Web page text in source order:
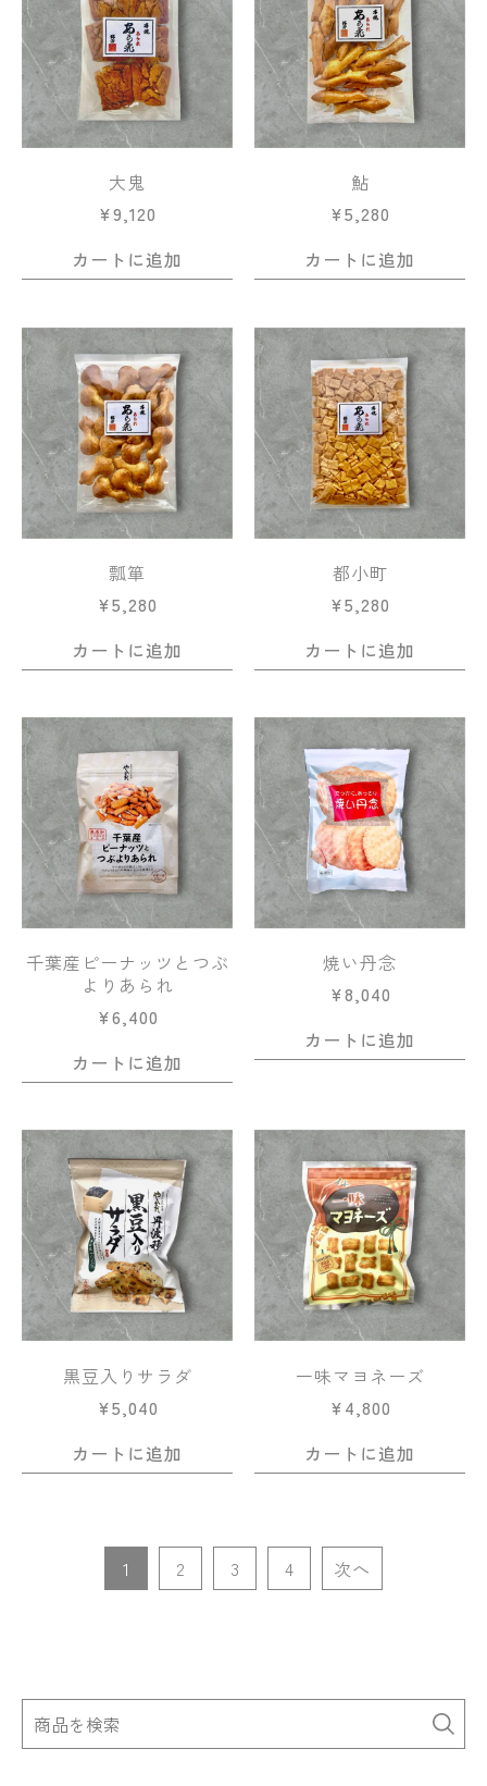
大鬼
¥9,120
カートに追加
鮎
¥5,280
カートに追加
瓢箪
¥5,280
カートに追加
都小町
¥5,280
カートに追加
千葉産ピーナッツとつぶ
よりあられ
¥6,400
カートに追加
焼い丹念
¥8,040
カートに追加
黒豆入りサラダ
¥5,040
カートに追加
一味マヨネーズ
¥4,800
カートに追加
1 2 3 4 次へ